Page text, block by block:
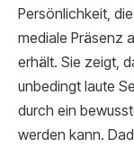
Persönlichkeit,
mediale Präsenz
erhält. Sie zeigt,
unbedingt laute
durch ein
werden kann.